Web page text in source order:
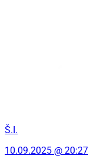
Š.I.
10.09.2025 @ 20:27